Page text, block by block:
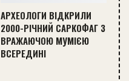
АРХЕОЛОГИ ВІДКРИЛИ
2000-РІЧНИЙ САРКОФАГ З
ВРАЖАЮЧОЮ МУМІЄЮ
ВСЕРЕДИНІ